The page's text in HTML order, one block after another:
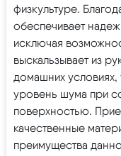
физкультуре.
обеспечивает
исключая
выскальзывает из
домашних условиях,
уровень шума при
поверхностью.
качественные
преимущества